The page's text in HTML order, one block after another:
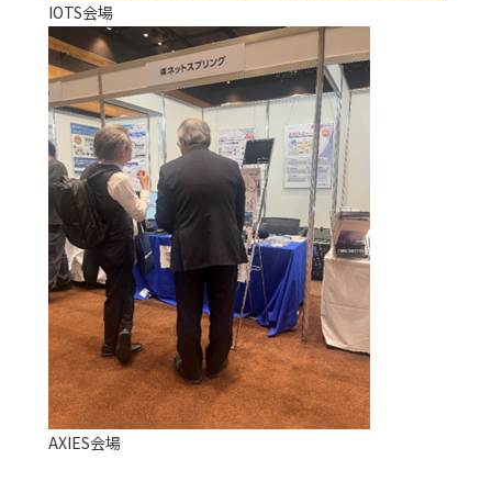
IOTS会場
AXIES会場